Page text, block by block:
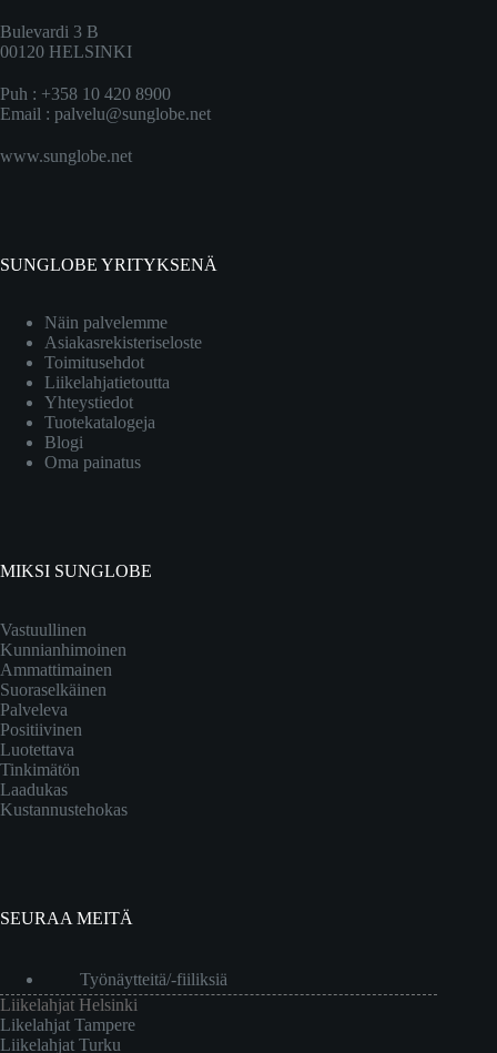
Bulevardi 3 B
00120 HELSINKI
Puh : +358 10 420 8900
Email : palvelu@sunglobe.net
www.sunglobe.net
SUNGLOBE YRITYKSENÄ
Näin palvelemme
Asiakasrekisteriseloste
Toimitusehdot
Liikelahjatietoutta
Yhteystiedot
Tuotekatalogeja
Blogi
Oma painatus
MIKSI SUNGLOBE
Vastuullinen
Kunnianhimoinen
Ammattimainen
Suoraselkäinen
Palveleva
Positiivinen
Luotettava
Tinkimätön
Laadukas
Kustannustehokas
SEURAA MEITÄ
Työnäytteitä/-fiiliksiä
Liikelahjat Helsinki
Likelahjat Tampere
Liikelahjat Turku